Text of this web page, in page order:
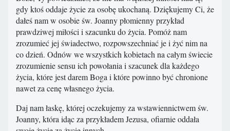
gdy ktoś oddaje życie za osobę ukochaną. Dziękujemy Ci, że
dałeś nam w osobie św. Joanny płomienny przykład
prawdziwej miłości i szacunku do życia. Pomóż nam
zrozumieć jej świadectwo, rozpowszechniać je i żyć nim na
co dzień. Odnów we wszystkich kobietach na całym świecie
zrozumienie sensu ich powołania i szacunek dla każdego
życia, które jest darem Boga i które powinno być chronione
nawet za cenę własnego życia.
Daj nam łaskę, której oczekujemy za wstawiennictwem św.
Joanny, która idąc za przykładem Jezusa, ofiarnie oddała